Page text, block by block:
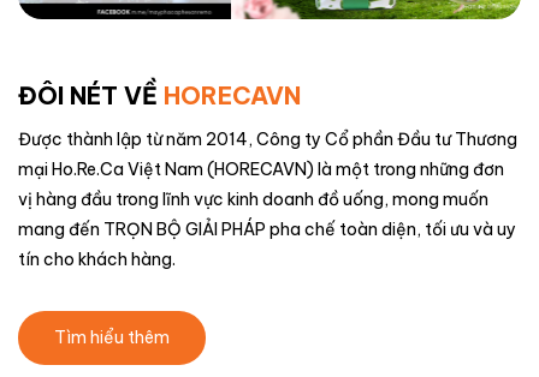
ĐÔI NÉT VỀ HORECAVN
Được thành lập từ năm 2014, Công ty Cổ phần Đầu tư Thương
mại Ho.Re.Ca Việt Nam (HORECAVN) là một trong những đơn
vị hàng đầu trong lĩnh vực kinh doanh đồ uống, mong muốn
mang đến TRỌN BỘ GIẢI PHÁP pha chế toàn diện, tối ưu và uy
tín cho khách hàng.
Tìm hiểu thêm